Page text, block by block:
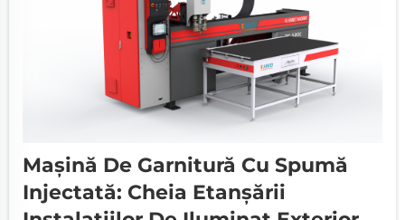
Mașină De Garnitură Cu Spumă
Injectată: Cheia Etanșării